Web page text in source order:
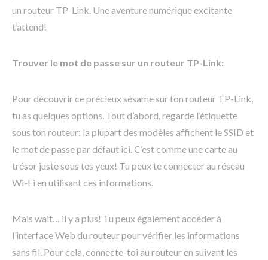
un routeur TP-Link. Une aventure numérique excitante
t’attend!
Trouver le mot de passe sur un routeur TP-Link:
Pour découvrir ce précieux sésame sur ton routeur TP-Link,
tu as quelques options. Tout d’abord, regarde l’étiquette
sous ton routeur: la plupart des modèles affichent le SSID et
le mot de passe par défaut ici. C’est comme une carte au
trésor juste sous tes yeux! Tu peux te connecter au réseau
Wi-Fi en utilisant ces informations.
Mais wait… il y a plus! Tu peux également accéder à
l’interface Web du routeur pour vérifier les informations
sans fil. Pour cela, connecte-toi au routeur en suivant les